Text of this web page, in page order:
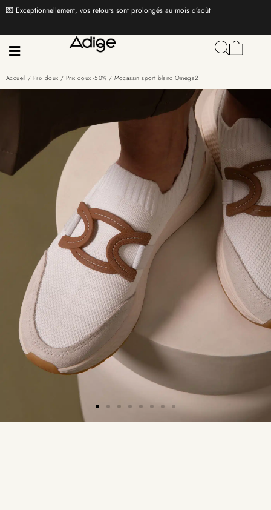
💌 Exceptionnellement, vos retours sont prolongés au mois d’août
Accueil /Prix doux / Prix doux -50% / Mocassin sport blanc Omega2